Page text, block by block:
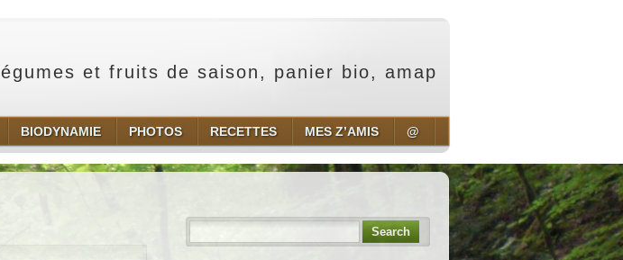
légumes et fruits de saison, panier bio, amap
BIODYNAMIE PHOTOS RECETTES MES Z’AMIS @
Search